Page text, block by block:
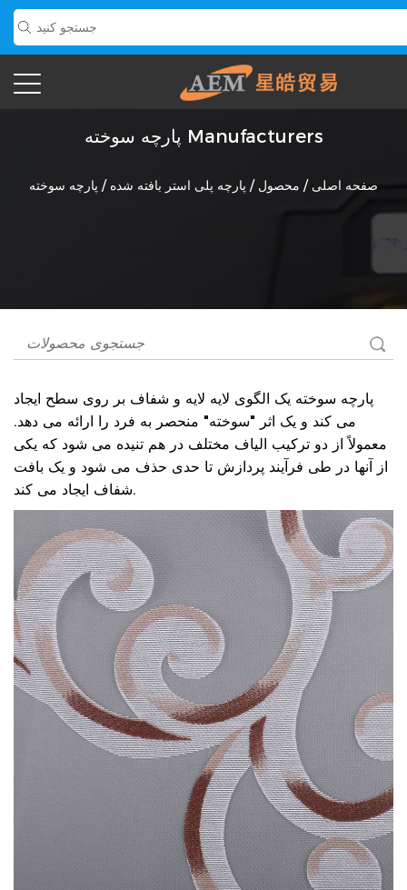
پارچه سوخته Manufacturers
صفحه اصلی / محصول / پارچه پلی استر بافته شده / پارچه سوخته
پارچه سوخته یک الگوی لایه لایه و شفاف بر روی سطح ایجاد
می کند و یک اثر "سوخته" منحصر به فرد را ارائه می دهد.
معمولاً از دو ترکیب الیاف مختلف در هم تنیده می شود که یکی
از آنها در طی فرآیند پردازش تا حدی حذف می شود و یک بافت
شفاف ایجاد می کند.